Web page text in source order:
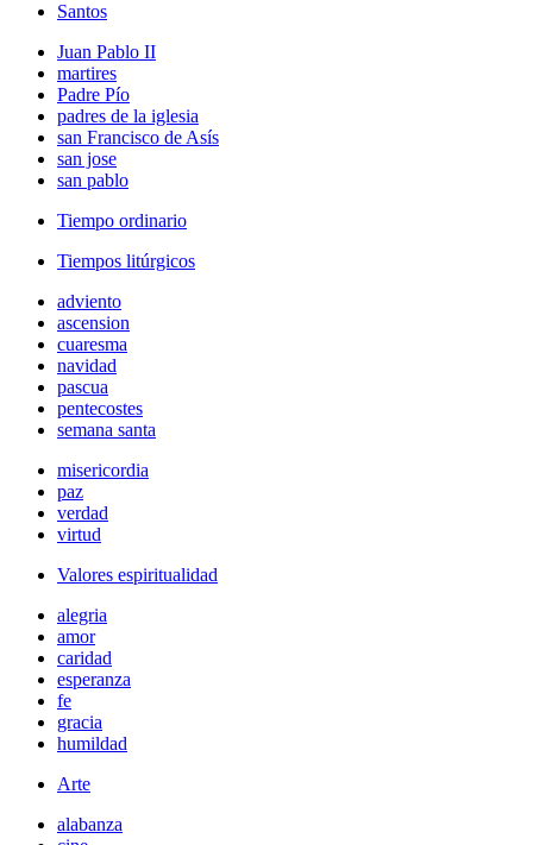
Santos
Juan Pablo II
martires
Padre Pío
padres de la iglesia
san Francisco de Asís
san jose
san pablo
Tiempo ordinario
Tiempos litúrgicos
adviento
ascension
cuaresma
navidad
pascua
pentecostes
semana santa
misericordia
paz
verdad
virtud
Valores espiritualidad
alegria
amor
caridad
esperanza
fe
gracia
humildad
Arte
alabanza